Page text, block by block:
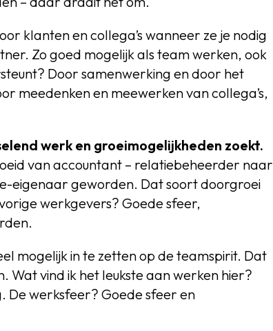
klanten en collega’s wanneer ze je nodig
Zo goed mogelijk als team werken, ook
Door samenwerking en door het
meedenken en meewerken van collega’s,
werk en groeimogelijkheden zoekt.
van accountant – relatiebeheerder naar
eigenaar geworden. Dat soort doorgroei
werkgevers? Goede sfeer,
mogelijk in te zetten op de teamspirit. Dat
Wat vind ik het leukste aan werken hier?
De werksfeer? Goede sfeer en